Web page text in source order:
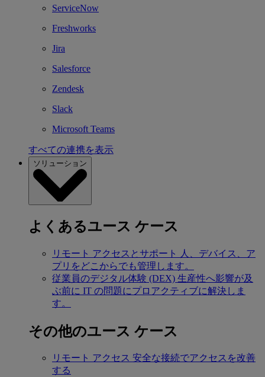
ServiceNow
Freshworks
Jira
Salesforce
Zendesk
Slack
Microsoft Teams
すべての連携を表示
ソリューション
よくあるユース ケース
リモート アクセスとサポート
人、デバイス、ア
プリをどこからでも管理します。
従業員のデジタル体験 (DEX) 生産性へ影響が及
ぶ前に IT の問題にプロアクティブに解決しま
す。
その他のユース ケース
リモート アクセス 安全な接続でアクセスを改善
する